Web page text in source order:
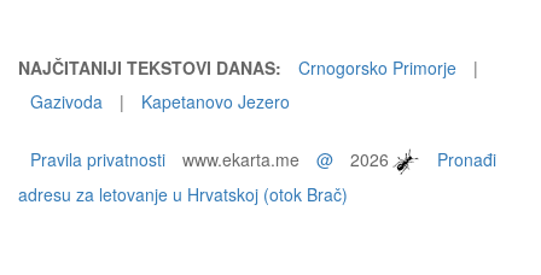
NAJČITANIJI TEKSTOVI DANAS: Crnogorsko Primorje
|
Gazivoda
| Kapetanovo Jezero
Pravila privatnosti www.ekarta.me @ 2026
Pronađi
adresu za letovanje u Hrvatskoj (otok Brač)